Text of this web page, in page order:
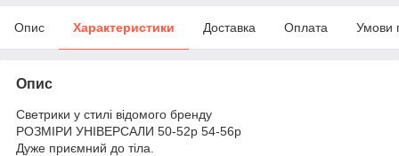
Опис Характеристики Доставка Оплата Умови
Опис
Светрики у стилі відомого бренду
РОЗМІРИ УНІВЕРСАЛИ 50-52р 54-56р
Дуже приємний до тіла.